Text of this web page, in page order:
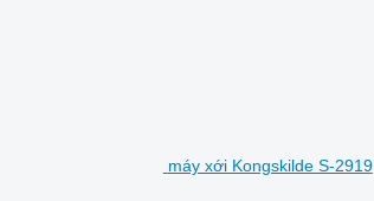
máy xới Kongskilde S-2919